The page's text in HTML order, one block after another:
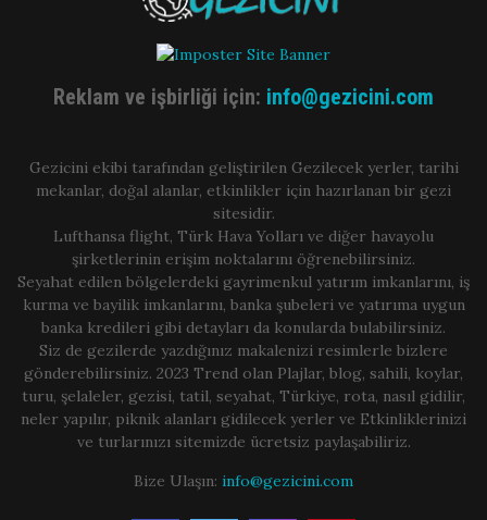
Reklam ve işbirliği için: info@gezicini.com
Gezicini ekibi tarafından geliştirilen Gezilecek yerler, tarihi
mekanlar, doğal alanlar, etkinlikler için hazırlanan bir gezi
sitesidir.
Lufthansa flight, Türk Hava Yolları ve diğer havayolu
şirketlerinin erişim noktalarını öğrenebilirsiniz.
Seyahat edilen bölgelerdeki gayrimenkul yatırım imkanlarını, iş
kurma ve bayilik imkanlarını, banka şubeleri ve yatırıma uygun
banka kredileri gibi detayları da konularda bulabilirsiniz.
Siz de gezilerde yazdığınız makalenizi resimlerle bizlere
gönderebilirsiniz. 2023 Trend olan Plajlar, blog, sahili, koylar,
turu, şelaleler, gezisi, tatil, seyahat, Türkiye, rota, nasıl gidilir,
neler yapılır, piknik alanları gidilecek yerler ve Etkinliklerinizi
ve turlarınızı sitemizde ücretsiz paylaşabiliriz.
Bize Ulaşın: info@gezicini.com